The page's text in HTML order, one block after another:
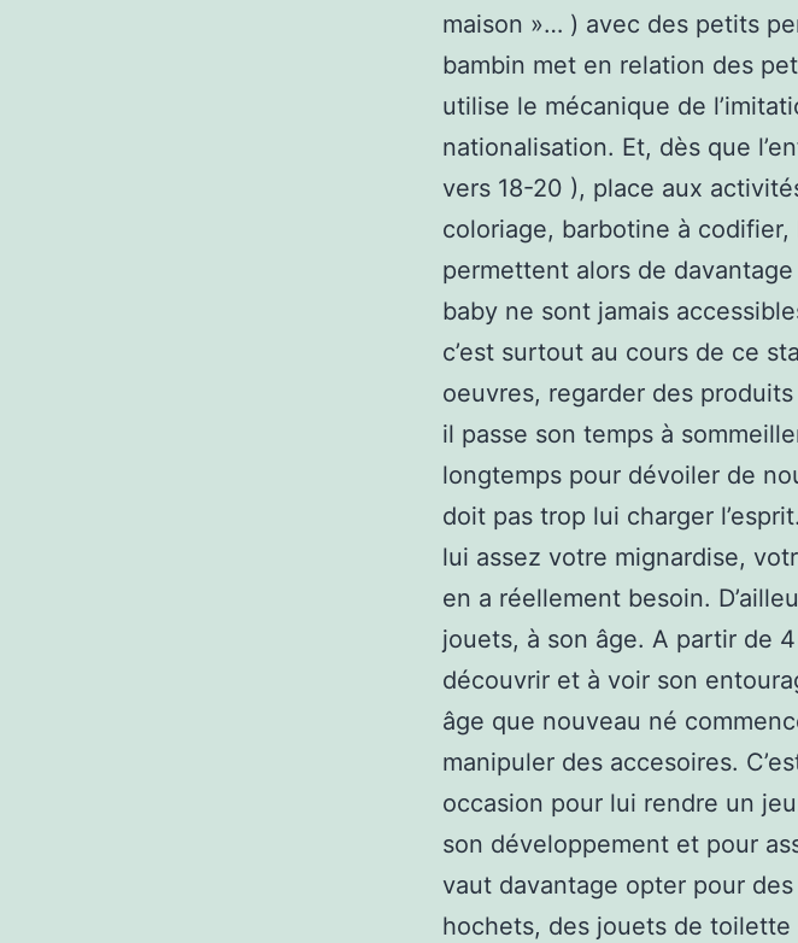
maison »… ) avec des petits
bambin met en relation des
utilise le mécanique de
nationalisation. Et, dès que
vers 18-20 ), place aux
coloriage, barbotine à
permettent alors de
baby ne sont jamais
c’est surtout au cours de ce
oeuvres, regarder des
il passe son temps à
longtemps pour dévoiler de
doit pas trop lui charger
lui assez votre mignardise,
en a réellement besoin.
jouets, à son âge. A partir de
découvrir et à voir son
âge que nouveau né
manipuler des accesoires.
occasion pour lui rendre un
son développement et pour
vaut davantage opter pour
hochets, des jouets de toilette